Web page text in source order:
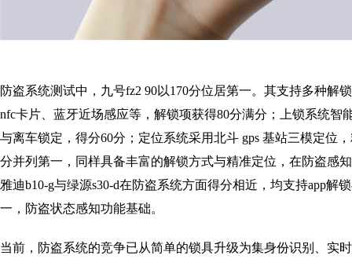
防盗系统测试中，九号fz2 90以170分位居第一。其支持多种解
nfc卡片、蓝牙近场感应等，解锁项获得80分满分；上锁系统智
与离车锁定，得分60分；定位系统采用北斗 gps 基站三模定位
分并列第一，同样具备丰富的解锁方式与精准定位，在防盗感
雅迪b10-g与绿源s30-d在防盗系统方面得分相近，均支持app解
一，防盗状态感知功能基础。
当前，防盗系统的竞争已从简单的锁具升级为集身份识别、实